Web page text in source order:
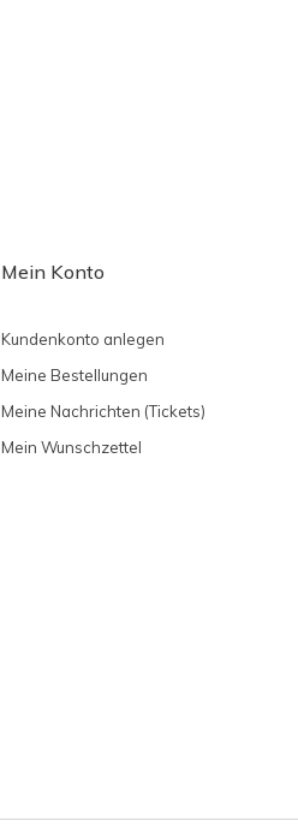
Mein Konto
Kundenkonto anlegen
Meine Bestellungen
Meine Nachrichten (Tickets)
Mein Wunschzettel